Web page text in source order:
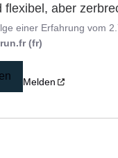
aber
einer Erfahrung vom
(fr)
Melden